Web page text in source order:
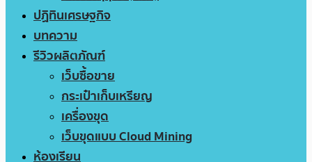
ปฏิทินเศรษฐกิจ
บทความ
รีวิวผลิตภัณฑ์
เว็บซื้อขาย
กระเป๋าเก็บเหรียญ
เครื่องขุด
เว็บขุดแบบ Cloud Mining
ห้องเรียน